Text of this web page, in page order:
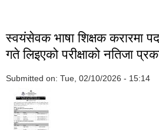
स्वयंसेवक भाषा शिक्षक करारमा
गते लिइएको परीक्षाको नतिजा
Submitted on: Tue, 02/10/2026 - 15:14